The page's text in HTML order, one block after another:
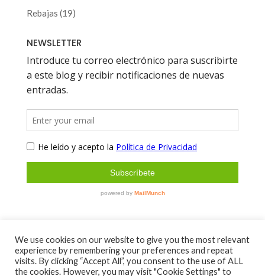
Rebajas 1919
NEWSLETTER
Sobre mí
Contacto
Aviso Legal y Política de Privacidad
We use cookies on our website to give you the most relevant
experience by remembering your preferences and repeat
visits. By clicking “Accept All”, you consent to the use of ALL
the cookies. However, you may visit "Cookie Settings" to